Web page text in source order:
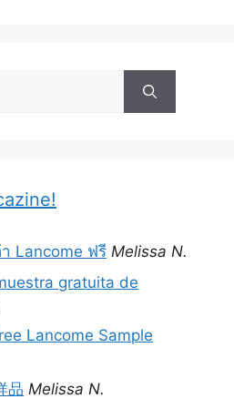
Lancome ฟรี Melissa N.
gratuita de
Lancome Sample
品 Melissa N.